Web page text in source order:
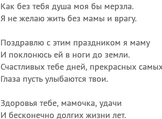
Как без тебя душа моя бы мерзла.
Я не желаю жить без мамы и врагу.
Поздравлю с этим праздником я маму
И поклонюсь ей в ноги до земли.
Счастливых тебе дней, прекрасных
Глаза пусть улыбаются твои.
Здоровья тебе, мамочка, удачи
И бесконечно долгих жизни лет.